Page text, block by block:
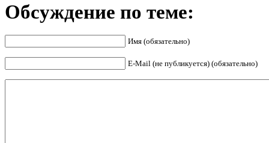
Обсуждение по теме:
Имя (обязательно)
E-Mail (не публикуется) (обязательно)